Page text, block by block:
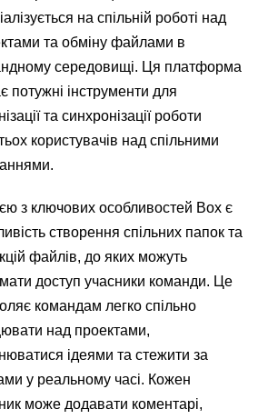
на спільній роботі над
та обміну файлами в
середовищі. Ця платформа
потужні інструменти для
та синхронізації роботи
користувачів над спільними
з ключових особливостей Box є
створення спільних папок та
файлів, до яких можуть
доступ учасники команди. Це
командам легко спільно
над проектами,
ідеями та стежити за
у реальному часі. Кожен
може додавати коментарі,